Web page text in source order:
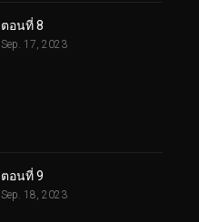
ตอนที่ 8
Sep. 17, 2023
ตอนที่ 9
Sep. 18, 2023